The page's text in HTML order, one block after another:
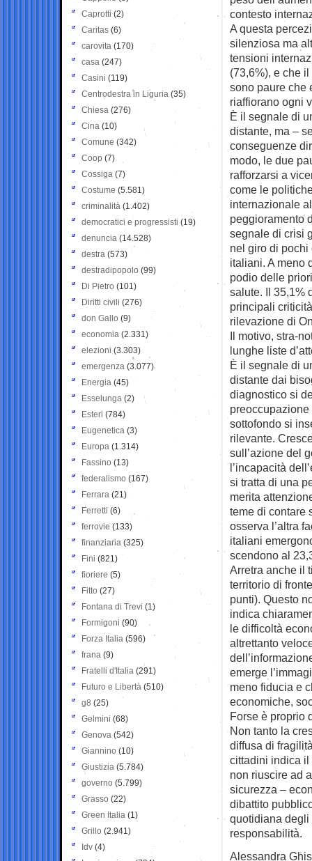
contesto
A questa
silenziosa ma
tensioni
(73,6%), e che
sono paure che
riaffiorano ogni
È il segnale di
distante, ma –
conseguenze
modo, le due
rafforzarsi a
come le
internazionale
peggioramento
segnale di crisi
nel giro di
italiani. A meno
podio delle
salute. Il 35,1%
principali
rilevazione di
Il motivo, stra-
lunghe liste
È il segnale di
distante dai
diagnostico si
sottofondo si
rilevante.
sull’azione del
l’incapacità
si tratta di una
merita
teme di contare
osserva l’altra
italiani
scendono al
Arretra anche il
territorio di
punti). Questo
indica
le difficoltà
altrettanto
emerge
meno fiducia e
economiche,
Forse è proprio
Non tanto la
diffusa di
cittadini indica il
non riuscire ad
sicurezza –
dibattito
quotidiana degli
responsabilità.
Alessandra
Caprotti (2)
Caritas (6)
carovita (170)
casa (247)
Casini (119)
Centrodestra in Liguria (35)
Chiesa (276)
Cina (10)
Comune (342)
Coop (7)
Cossiga (7)
Costume (5.581)
criminalità (1.402)
democratici e progressisti (19)
denuncia (14.528)
destra (573)
destradipopolo (99)
Di Pietro (101)
Diritti civili (276)
don Gallo (9)
economia (2.331)
elezioni (3.303)
emergenza (3.077)
Energia (45)
Esselunga (2)
Esteri (784)
Eugenetica (3)
Europa (1.314)
Fassino (13)
federalismo (167)
Ferrara (21)
Ferretti (6)
ferrovie (133)
finanziaria (325)
Fini (821)
fioriere (5)
Fitto (27)
Fontana di Trevi (1)
Formigoni (90)
Forza Italia (596)
frana (9)
Fratelli d'Italia (291)
Futuro e Libertà (510)
g8 (25)
Gelmini (68)
Genova (542)
Giannino (10)
Giustizia (5.784)
governo (5.799)
Grasso (22)
Green Italia (1)
Grillo (2.941)
Idv (4)